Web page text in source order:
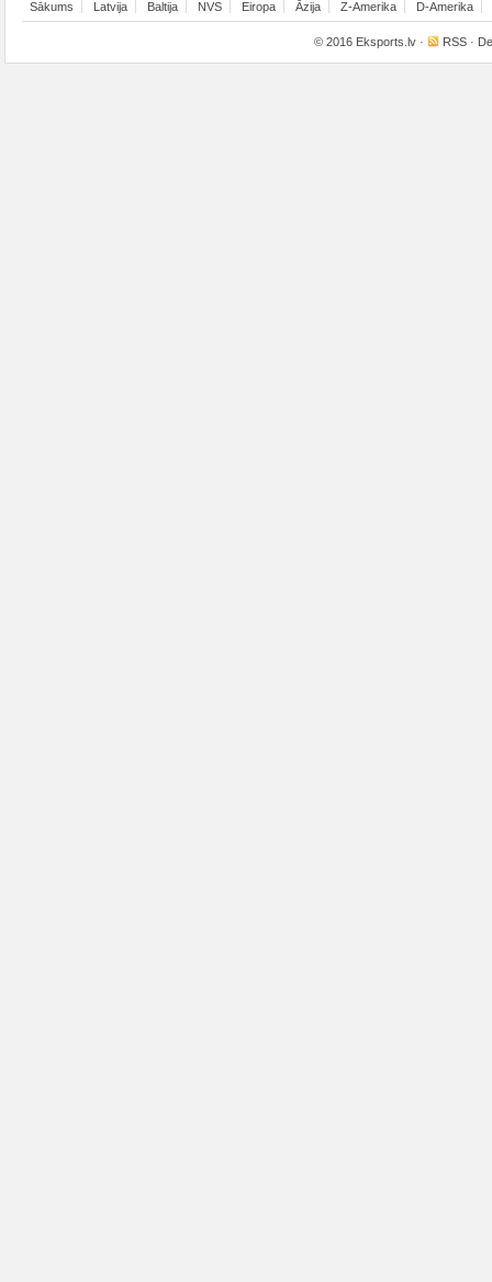
Sākums Latvija Baltija NVS Eiropa Āzija Z-Amerika D-Amerika
© 2016 Eksports.lv · RSS ·